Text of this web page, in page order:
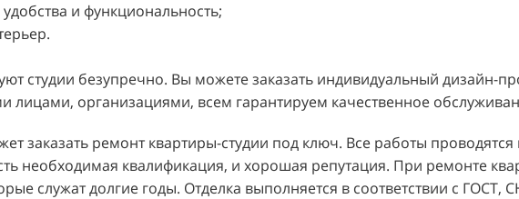
и функциональность;
студии безупречно. Вы можете заказать индивидуальный дизайн-
лицами, организациями, всем гарантируем качественное
заказать ремонт квартиры-студии под ключ. Все работы
необходимая квалификация, и хорошая репутация. При ремонте
служат долгие годы. Отделка выполняется в соответствии с ГОСТ,